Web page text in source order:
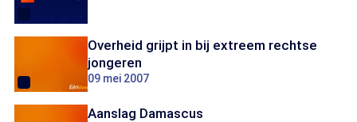
Overheid grijpt in bij extreem rechtse
jongeren
09 mei 2007
Aanslag Damascus